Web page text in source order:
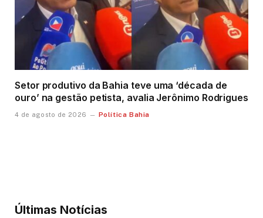
Setor produtivo da Bahia teve uma ‘década de
ouro’ na gestão petista, avalia Jerônimo Rodrigues
4 de agosto de 2026 Política Bahia
Últimas Notícias